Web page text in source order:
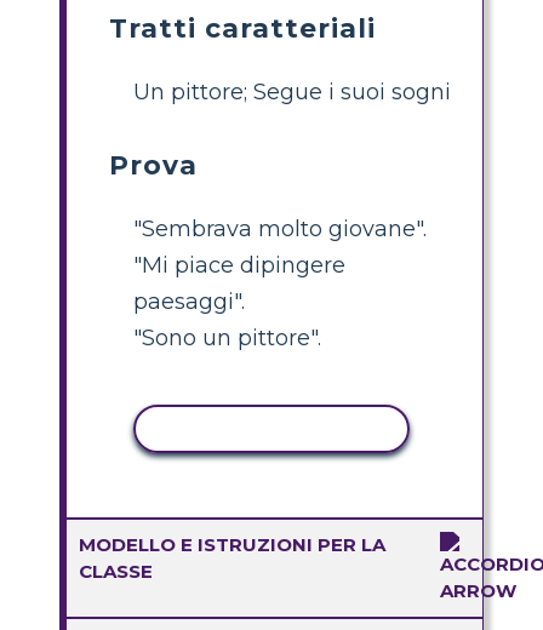
Tratti caratteriali
Un pittore; Segue i suoi sogni
Prova
"Sembrava molto giovane".
"Mi piace dipingere
paesaggi".
"Sono un pittore".
MODELLO E ISTRUZIONI PER LA
CLASSE